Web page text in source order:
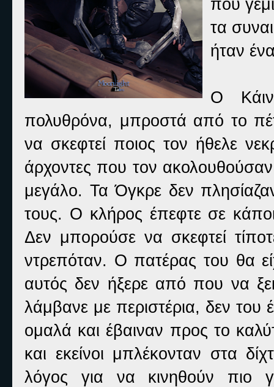
που
τα
ήταν
Ο Κάιν
πολυθρόνα, μπροστά από το
να σκεφτεί ποιος τον ήθελε
άρχοντες που τον
μεγάλο. Τα Όγκρε δεν
τους. Ο κλήρος έπεφτε σε
Δεν μπορούσε να σκεφτεί
ντρεπόταν. Ο πατέρας του θα
αυτός δεν ήξερε από που να
λάμβανε με περιστέρια, δεν
ομαλά και έβαιναν προς το
και εκείνοι μπλέκονταν στα
λόγος για να κινηθούν πιο